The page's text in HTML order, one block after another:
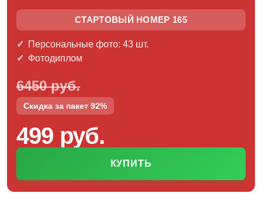
СТАРТОВЫЙ НОМЕР 165
Персональные фото: 43 шт.
Фотодиплом
6450 руб.
Скидка за пакет 92%
499 руб.
КУПИТЬ